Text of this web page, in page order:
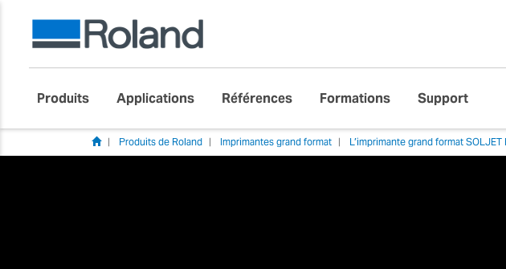
Produits Applications Références Formations Support
Produits de Roland Imprimantes grand format L’imprimante grand format